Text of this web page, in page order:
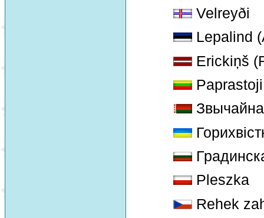
Velreyði
Lepalind
Erickiņš
Pleszka
Rehek